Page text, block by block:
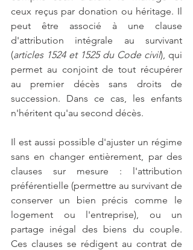
ceux reçus par donation ou héritage. Il
peut être associé à une clause
d'attribution intégrale au survivant
(articles 1524 et 1525 du Code civil), qui
permet au conjoint de tout récupérer
au premier décès sans droits de
succession. Dans ce cas, les enfants
n'héritent qu'au second décès.
Il est aussi possible d'ajuster un régime
sans en changer entièrement, par des
clauses sur mesure : l'attribution
préférentielle (permettre au survivant de
conserver un bien précis comme le
logement ou l'entreprise), ou un
partage inégal des biens du couple.
Ces clauses se rédigent au contrat de